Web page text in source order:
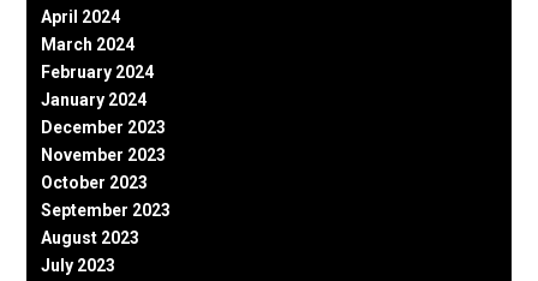
April 2024
March 2024
February 2024
January 2024
December 2023
November 2023
October 2023
September 2023
August 2023
July 2023